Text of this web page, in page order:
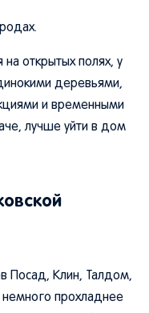
на открытых полях, у
деревьями,
и временными
лучше уйти в дом
Посад, Клин, Талдом,
прохладнее